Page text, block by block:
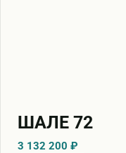
ШАЛЕ 72
3 132 200 ₽